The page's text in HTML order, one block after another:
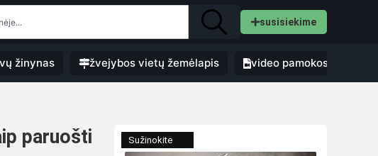
susisiekime
žinynas žvejybos vietų žemėlapis video pamokos
paruošti
Sužinokite